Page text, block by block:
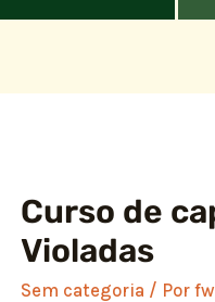
Curso de
Violadas
Sem categoria / Por